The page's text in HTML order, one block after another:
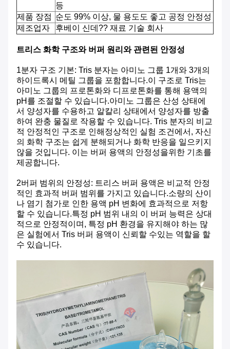
등
제품 장점 순도 99% 이상, 물 용도도 좋고 공정 안정성
제조업자
후베이 신데?? 재료 기술 회사
트리스 화학 구조와 버퍼 원리와 관련된 안정성
1분자 구조 기본: Tris 분자는 아미노 그룹 1개와 3개의
하이드록시 메틸 그룹을 포함합니다.이 구조로 Tris는
아미노 그룹의 프로톤화와 디프로톤화를 통해 용액의
pH를 조절할 수 있습니다.아미노 그룹은 산성 상태에
서 양성자를 수용하고 알칼리 상태에서 양성자를 방출
하여 완충 물질로 작용할 수 있습니다. Tris 분자의 비교
적 안정적인 구조로 인해정상적인 실험 조건에서, 자신
의 화학 구조는 쉽게 분해되거나 화학 반응을 일으키지
않을 것입니다. 이는 버퍼 용액의 안정성을위한 기초를
제공합니다.
2버퍼 범위의 안정성: 트리스 버퍼 용액은 비교적 안정
적인 효과적 버퍼 범위를 가지고 있습니다.소량의 산이
나 염기 첨가로 인한 용액 pH 변화에 효과적으로 저항
할 수 있습니다.특정 pH 범위 내의 이 버퍼 능력은 상대
적으로 안정적이며, 특정 pH 환경을 유지해야 하는 많
은 실험에서 Tris 버퍼 용액이 신뢰할 수있는 역할을 할
수 있습니다.